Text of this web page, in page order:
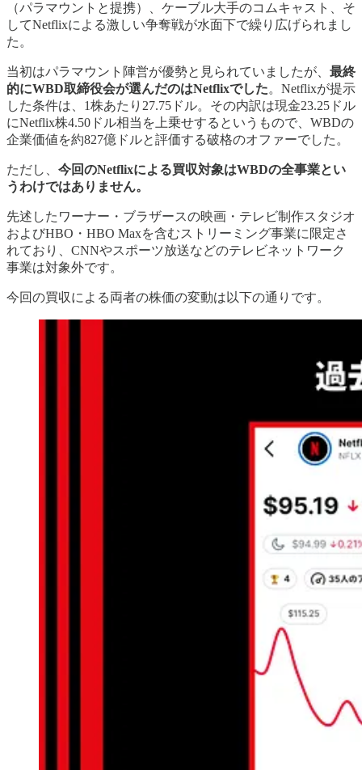
（パラマウントと提携）、ケーブル大手のコムキャスト、そ
してNetflixによる激しい争奪戦が水面下で繰り広げられまし
た。
当初はパラマウント陣営が優勢と見られていましたが、 最終
的にWBD取締役会が選んだのはNetflixでした。Netflixが提示
した条件は、1株あたり27.75ドル。その内訳は現金23.25ドル
にNetflix株4.50ドル相当を上乗せするというもので、WBDの
企業価値を約827億ドルと評価する破格のオファーでした。
ただし、 今回のNetflixによる買収対象はWBDの全事業とい
うわけではありません。
先述したワーナー・ブラザースの映画・テレビ制作スタジオ
およびHBO・HBO Maxを含むストリーミング事業に限定さ
れており、CNNやスポーツ放送などのテレビネットワーク
事業は対象外です。
今回の買収による両者の株価の変動は以下の通りです。